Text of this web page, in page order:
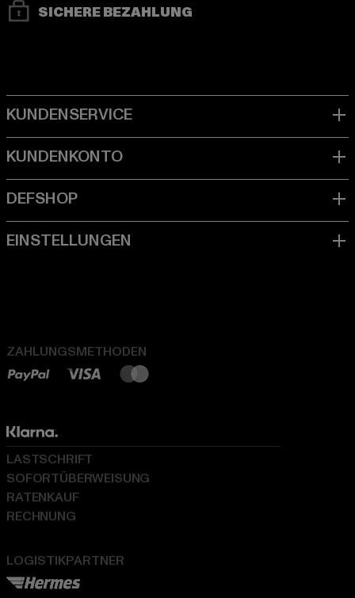
SICHERE BEZAHLUNG
ZAHLUNGSMETHODEN
LOGISTIKPARTNER
LASTSCHRIFT
SOFORTÜBERWEISUNG
RATENKAUF
RECHNUNG